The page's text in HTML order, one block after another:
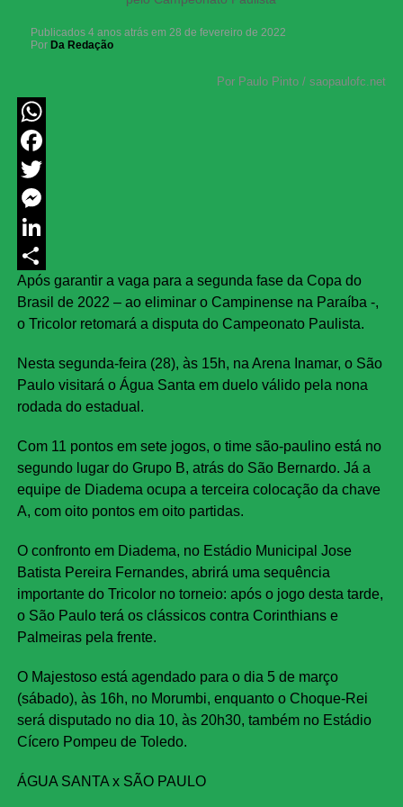
Publicados 4 anos atrás em 28 de fevereiro de 2022
Por Da Redação
Por Paulo Pinto / saopaulofc.net
WhatsApp
Facebook
Twitter
Messenger
LinkedIn
Share
Após garantir a vaga para a segunda fase da Copa do
Brasil de 2022 – ao eliminar o Campinense na Paraíba -,
o Tricolor retomará a disputa do Campeonato Paulista.
Nesta segunda-feira (28), às 15h, na Arena Inamar, o São
Paulo visitará o Água Santa em duelo válido pela nona
rodada do estadual.
Com 11 pontos em sete jogos, o time são-paulino está no
segundo lugar do Grupo B, atrás do São Bernardo. Já a
equipe de Diadema ocupa a terceira colocação da chave
A, com oito pontos em oito partidas.
O confronto em Diadema, no Estádio Municipal Jose
Batista Pereira Fernandes, abrirá uma sequência
importante do Tricolor no torneio: após o jogo desta tarde,
o São Paulo terá os clássicos contra Corinthians e
Palmeiras pela frente.
O Majestoso está agendado para o dia 5 de março
(sábado), às 16h, no Morumbi, enquanto o Choque-Rei
será disputado no dia 10, às 20h30, também no Estádio
Cícero Pompeu de Toledo.
ÁGUA SANTA x SÃO PAULO